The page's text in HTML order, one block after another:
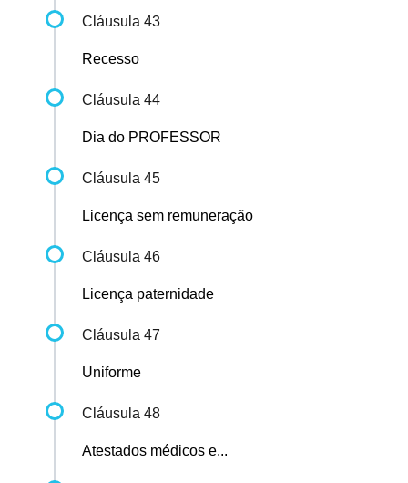
Cláusula 43
Recesso
Cláusula 44
Dia do PROFESSOR
Cláusula 45
Licença sem remuneração
Cláusula 46
Licença paternidade
Cláusula 47
Uniforme
Cláusula 48
Atestados médicos e...